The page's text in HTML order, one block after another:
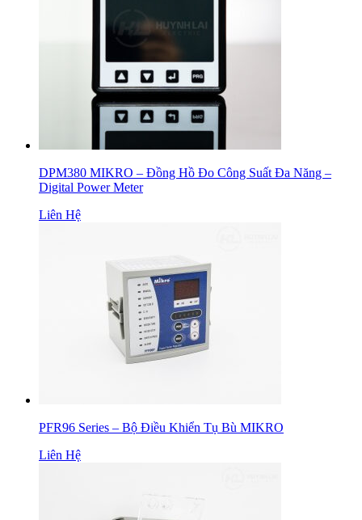
DPM380 MIKRO – Đồng Hồ Đo Công Suất Đa Năng –
Digital Power Meter
Liên Hệ
PFR96 Series – Bộ Điều Khiển Tụ Bù MIKRO
Liên Hệ